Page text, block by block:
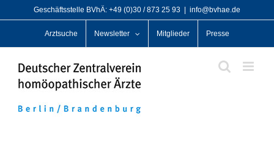
springen
Geschäftsstelle BVhÄ: +49 (0)30 / 873 25 93 info@bvhae.de
Arztsuche Newsletter Mitglieder Presse